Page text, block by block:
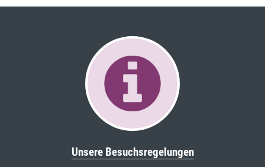
Unsere Besuchsregelungen